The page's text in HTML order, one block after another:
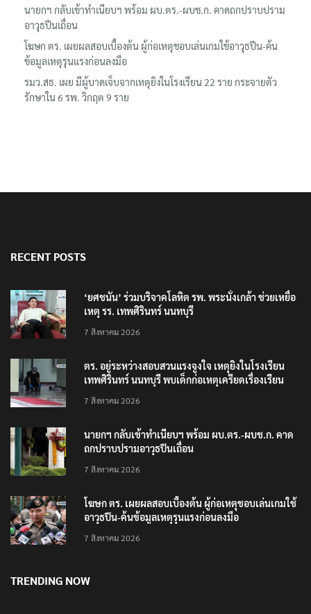
นายกฯ กลับเข้าทำเนียบฯ พร้อม ผบ.ตร.-ผบช.ก. คาดถกปราบปราม
อาวุธปืนเถื่อน
โฆษก ตร. เผยผลสอบเบื้องต้น ผู้ก่อเหตุชอบเล่นเกมใช้อาวุธปืน-ค้น
ข้อมูลเหตุรุนแรงก่อนลงมือ
รมว.สธ. เผย มีผู้บาดเจ็บจากเหตุยิงในโรงเรียน 22 ราย กระจายตัว
รักษาใน 6 รพ. วิกฤต 9 ราย
RECENT POSTS
‘ยศชนัน’ ร่วมบริจาคโลหิต รพ. พระนั่งเกล้า ช่วยเหยื่อ
เหตุ รร. เทพศิรินทร์ นนทบุรี
7 สิงหาคม 2026
ตร. อยู่ระหว่างสอบสวนแรงจูงใจ เหตุยิงในโรงเรียน
เทพศิรินทร์ นนทบุรี พบเด็กก่อเหตุเครียดเรื่องเรียน
7 สิงหาคม 2026
นายกฯ กลับเข้าทำเนียบฯ พร้อม ผบ.ตร.-ผบช.ก. คาด
ถกปราบปรามอาวุธปืนเถื่อน
7 สิงหาคม 2026
โฆษก ตร. เผยผลสอบเบื้องต้น ผู้ก่อเหตุชอบเล่นเกมใช้
อาวุธปืน-ค้นข้อมูลเหตุรุนแรงก่อนลงมือ
7 สิงหาคม 2026
TRENDING NOW